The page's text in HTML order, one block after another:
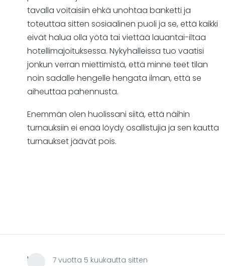
tavalla voitaisiin ehkä unohtaa banketti ja
toteuttaa sitten sosiaalinen puoli ja se, että kaikki
eivät halua olla yötä tai viettää lauantai-iltaa
hotellimajoituksessa. Nykyhalleissa tuo vaatisi
jonkun verran miettimistä, että minne teet tilan
noin sadalle hengelle hengata ilman, että se
aiheuttaa pahennusta.
Enemmän olen huolissani siitä, että näihin
turnauksiin ei enää löydy osallistujia ja sen kautta
turnaukset jäävät pois.
lare 7 vuotta 5 kuukautta sitten